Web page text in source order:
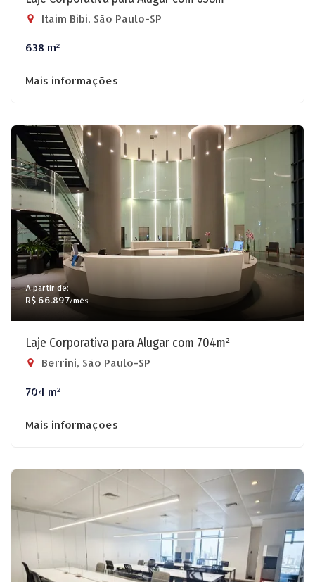
Itaim Bibi, São Paulo-SP
638 m²
Mais informações
A partir de:
R$ 66.897/mês
Laje Corporativa para Alugar com 704m²
Berrini, São Paulo-SP
704 m²
Mais informações